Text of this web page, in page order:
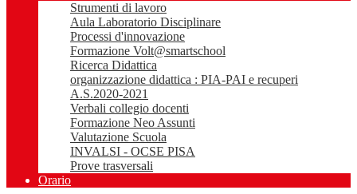
Strumenti di lavoro
Aula Laboratorio Disciplinare
Processi d'innovazione
Formazione Volt@smartschool
Ricerca Didattica
organizzazione didattica : PIA-PAI e recuperi
A.S.2020-2021
Verbali collegio docenti
Formazione Neo Assunti
Valutazione Scuola
INVALSI - OCSE PISA
Prove trasversali
Orario